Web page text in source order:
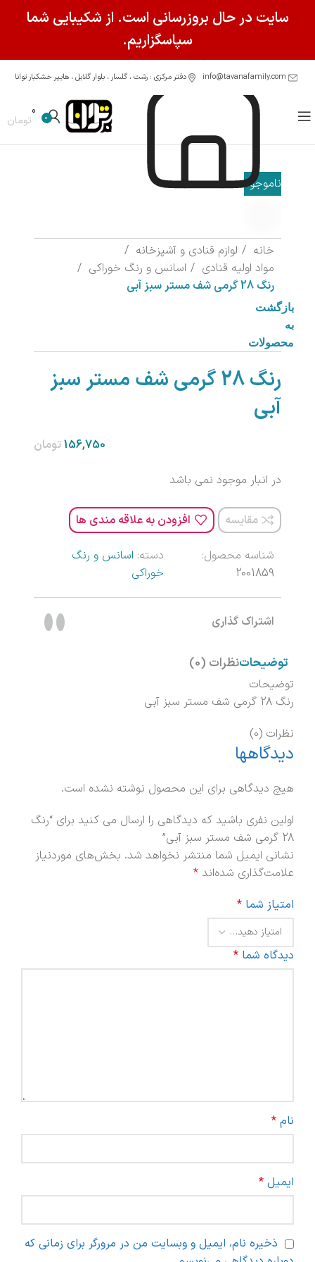
دفتر مرکزی : رشت ، گلسار ، بلوار گلایل ، هایپر خشکبار توانا
0
0
تومان
ناموجود
خانه
لوازم قنادی و آشپزخانه
مواد اولیه قنادی
اسانس و رنگ خوراکی
رنگ 28 گرمی شف مستر سبز آبی
بازگشت
به
محصولات
رنگ 28 گرمی شف مستر سبز
آبی
تومان
در انبار موجود نمی باشد
مقایسه افزودن به علاقه مندی ها
شناسه محصول:
2001859
دسته: اسانس و رنگ
خوراکی
اشتراک گذاری
توضیحاتنظرات (0)
توضیحات
رنگ 28 گرمی شف مستر سبز آبی
نظرات (0)
دیدگاهها
هیچ دیدگاهی برای این محصول نوشته نشده است.
اولین نفری باشید که دیدگاهی را ارسال می کنید برای “رنگ
28 گرمی شف مستر سبز آبی”
نشانی ایمیل شما منتشر نخواهد شد. بخش‌های موردنیاز
علامت‌گذاری شده‌اند *
امتیاز شما *
دیدگاه شما *
نام *
ایمیل *
ذخیره نام، ایمیل و وبسایت من در مرورگر برای زمانی که
سایت در حال بروزرسانی است. از شکیبایی شما
سپاسگزاریم.